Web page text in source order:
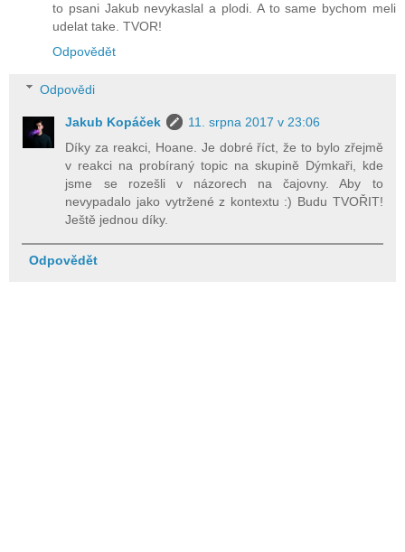
to psani Jakub nevykaslal a plodi. A to same bychom meli
udelat take. TVOR!
Odpovědět
Odpovědi
Jakub Kopáček
11. srpna 2017 v 23:06
Díky za reakci, Hoane. Je dobré říct, že to bylo zřejmě
v reakci na probíraný topic na skupině Dýmkaři, kde
jsme se rozešli v názorech na čajovny. Aby to
nevypadalo jako vytržené z kontextu :) Budu TVOŘIT!
Ještě jednou díky.
Odpovědět